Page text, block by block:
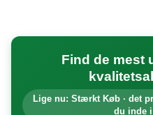
Find de mest
Lige nu: Stærkt Køb · det
du inde i